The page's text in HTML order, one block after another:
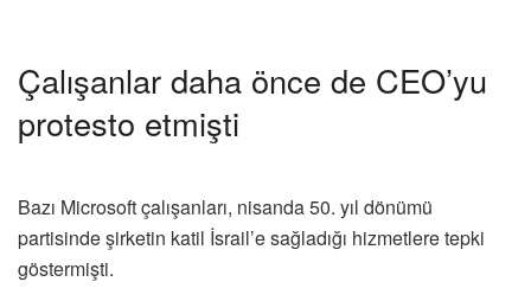
Çalışanlar daha önce de CEO’yu
protesto etmişti
Bazı Microsoft çalışanları, nisanda 50. yıl dönümü
partisinde şirketin katil İsrail’e sağladığı hizmetlere tepki
göstermişti.